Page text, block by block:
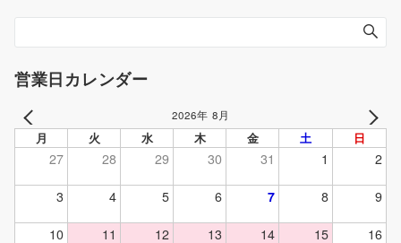
営業日カレンダー
2026年 8月
月 火 水 木 金 土 日
27 28 29 30 31 1 2
3 4 5 6 7 8 9
10 11 12 13 14 15 16